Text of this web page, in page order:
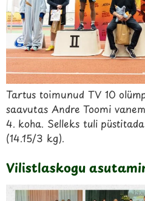
Tartus toimunud TV 10
saavutas Andre Toomi
4. koha. Selleks tuli
(14.15/3 kg).
Vilistlaskogu